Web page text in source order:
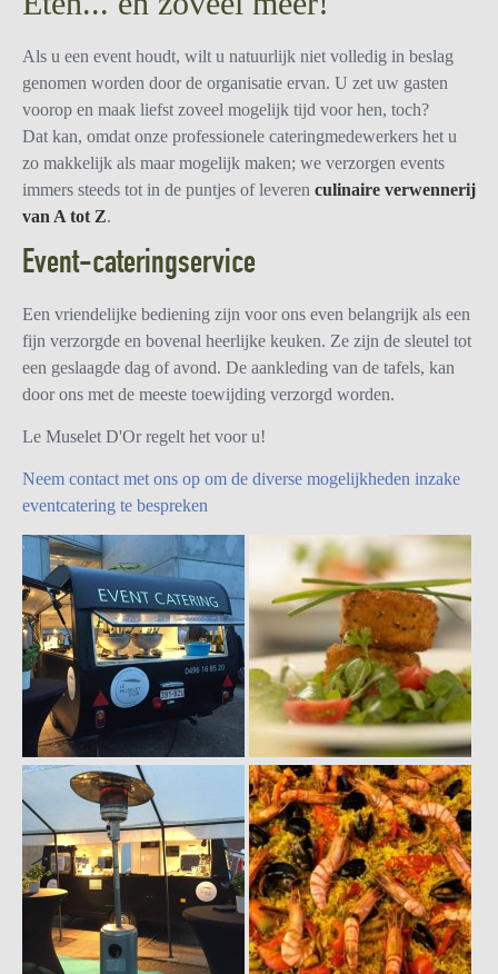
Als u een event houdt, wilt u natuurlijk niet volledig in beslag
genomen worden door de organisatie ervan. U zet uw gasten
voorop en maak liefst zoveel mogelijk tijd voor hen, toch?
Dat kan, omdat onze professionele cateringmedewerkers het u
zo makkelijk als maar mogelijk maken; we verzorgen events
immers steeds tot in de puntjes of leveren culinaire verwennerij
van A tot Z.
Event-cateringservice
Een vriendelijke bediening zijn voor ons even belangrijk als een
fijn verzorgde en bovenal heerlijke keuken. Ze zijn de sleutel tot
een geslaagde dag of avond. De aankleding van de tafels, kan
door ons met de meeste toewijding verzorgd worden.
Le Muselet D'Or regelt het voor u!
Neem contact met ons op om de diverse mogelijkheden inzake
eventcatering te bespreken